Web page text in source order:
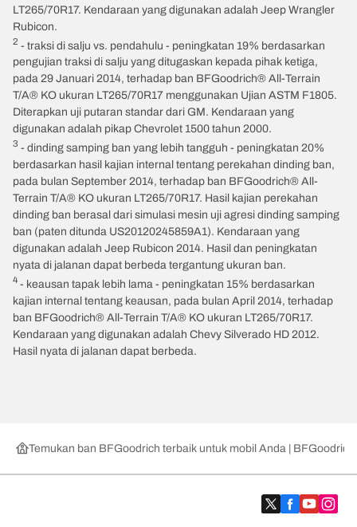
LT265/70R17. Kendaraan yang digunakan adalah Jeep Wrangler
Rubicon.
2 - traksi di salju vs. pendahulu - peningkatan 19% berdasarkan
pengujian traksi di salju yang ditugaskan kepada pihak ketiga,
pada 29 Januari 2014, terhadap ban BFGoodrich® All-Terrain
T/A® KO ukuran LT265/70R17 menggunakan Ujian ASTM F1805.
Diterapkan uji putaran standar dari GM. Kendaraan yang
digunakan adalah pikap Chevrolet 1500 tahun 2000.
3 - dinding samping ban yang lebih tangguh - peningkatan 20%
berdasarkan hasil kajian internal tentang perekahan dinding ban,
pada bulan September 2014, terhadap ban BFGoodrich® All-
Terrain T/A® KO ukuran LT265/70R17. Hasil kajian perekahan
dinding ban berasal dari simulasi mesin uji agresi dinding samping
ban (paten ditunda US20120245859A1). Kendaraan yang
digunakan adalah Jeep Rubicon 2014. Hasil dan peningkatan
nyata di jalanan dapat berbeda tergantung ukuran ban.
4 - keausan tapak lebih lama - peningkatan 15% berdasarkan
kajian internal tentang keausan, pada bulan April 2014, terhadap
ban BFGoodrich® All-Terrain T/A® KO ukuran LT265/70R17.
Kendaraan yang digunakan adalah Chevy Silverado HD 2012.
Hasil nyata di jalanan dapat berbeda.
Temukan ban BFGoodrich terbaik untuk mobil Anda |